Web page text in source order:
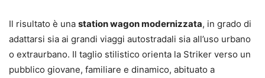
Il risultato è una station wagon modernizzata, in grado di
adattarsi sia ai grandi viaggi autostradali sia all’uso urbano
o extraurbano. Il taglio stilistico orienta la Striker verso un
pubblico giovane, familiare e dinamico, abituato a